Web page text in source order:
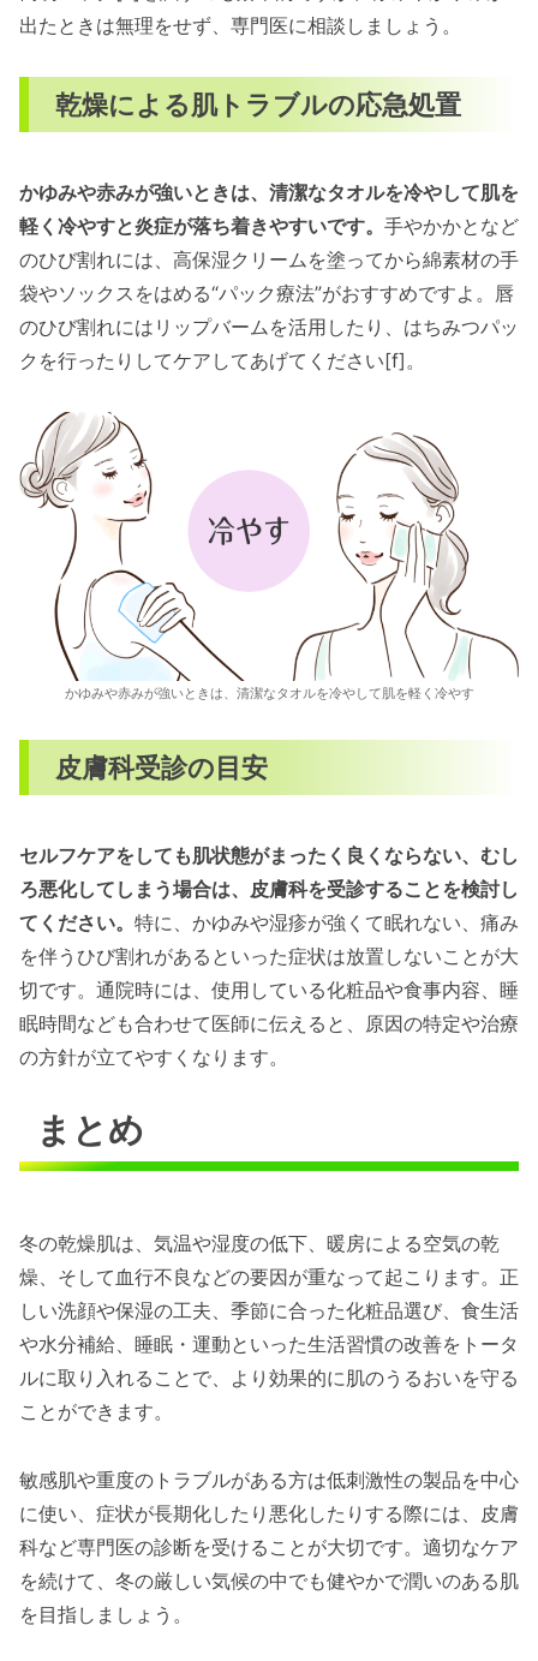
出たときは無理をせず、専門医に相談しましょう。
乾燥による肌トラブルの応急処置
かゆみや赤みが強いときは、清潔なタオルを冷やして肌を
軽く冷やすと炎症が落ち着きやすいです。 手やかかとなど
のひび割れには、高保湿クリームを塗ってから綿素材の手
袋やソックスをはめる“パック療法”がおすすめですよ。唇
のひび割れにはリップバームを活用したり、はちみつパッ
クを行ったりしてケアしてあげてください[f]。
かゆみや赤みが強いときは、清潔なタオルを冷やして肌を軽く冷やす
皮膚科受診の目安
セルフケアをしても肌状態がまったく良くならない、むし
ろ悪化してしまう場合は、皮膚科を受診することを検討し
てください。 特に、かゆみや湿疹が強くて眠れない、痛み
を伴うひび割れがあるといった症状は放置しないことが大
切です。通院時には、使用している化粧品や食事内容、睡
眠時間なども合わせて医師に伝えると、原因の特定や治療
の方針が立てやすくなります。
まとめ
冬の乾燥肌は、気温や湿度の低下、暖房による空気の乾
燥、そして血行不良などの要因が重なって起こります。正
しい洗顔や保湿の工夫、季節に合った化粧品選び、食生活
や水分補給、睡眠・運動といった生活習慣の改善をトータ
ルに取り入れることで、より効果的に肌のうるおいを守る
ことができます。
敏感肌や重度のトラブルがある方は低刺激性の製品を中心
に使い、症状が長期化したり悪化したりする際には、皮膚
科など専門医の診断を受けることが大切です。適切なケア
を続けて、冬の厳しい気候の中でも健やかで潤いのある肌
を目指しましょう。